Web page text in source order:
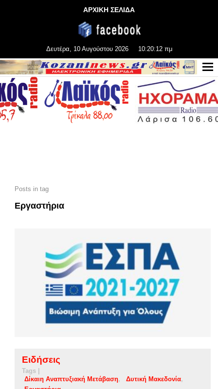
ΑΡΧΙΚΗ ΣΕΛΙΔΑ
Δευτέρα, 10 Αυγούστου 2026 10:20:13 πμ
Posts in tag
Εργαστήρια
Ειδήσεις
Tags |
Δίκαιη Αναπτυξιακή Μετάβαση
Δυτική Μακεδονία